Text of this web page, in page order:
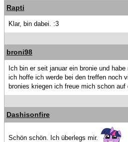
Rapti
Klar, bin dabei. :3
broni98
Ich bin er seit januar ein bronie und
ich hoffe ich werde bei den treffen noch
bronies kriegen ich freue mich schon auf
Dashisonfire
Schön schön. Ich überlegs mir.